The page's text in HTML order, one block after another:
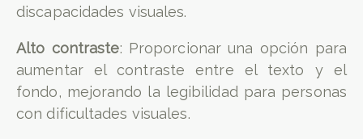
discapacidades visuales.
Alto contraste: Proporcionar una opción para
aumentar el contraste entre el texto y el
fondo, mejorando la legibilidad para personas
con dificultades visuales.